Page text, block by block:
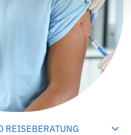
REISEBERATUNG